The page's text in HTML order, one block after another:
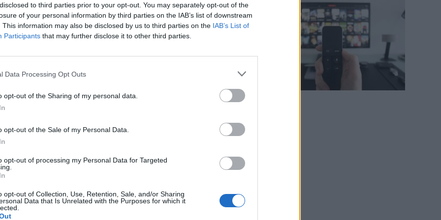
to third parties prior to your opt-out. You may separately opt-out of the
of your personal information by third parties on the IAB’s list of downstream
This information may also be disclosed by us to third parties on the IAB’s List of
Participants that may further disclose it to other third parties.
Data Processing Opt Outs
opt-out of the Sharing of my personal data.
opt-out of the Sale of my Personal Data.
opt-out of processing my Personal Data for Targeted
opt-out of Collection, Use, Retention, Sale, and/or Sharing
Data that Is Unrelated with the Purposes for which it
intelligente in grado di rivoluzionare la gestione aziendale.
può effettuare la timbratura e rilevare le presenze dei dipendenti,
le diverse attività, le ferie e i permessi, generare automaticamente
e la fatturazione.
“machine learning” che elabora il linguaggio naturale e apprende
BadgeBot è in grado di comprendere le richieste specifiche e
a BadgeBox e inviare le proprie richieste usando una delle principali
Skype, Slack), come se stesse chattando con un collega.
immediatamente l’operazione desiderata.
2017 di Lisbona, BadgeBot è già disponibile per tutte le aziende su
e Slack.